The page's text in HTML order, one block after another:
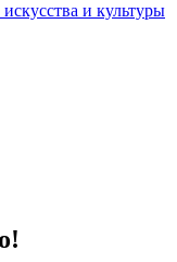
и культуры